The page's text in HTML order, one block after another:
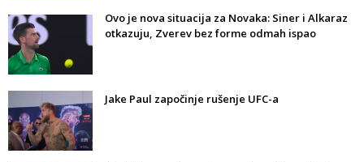
Ovo je nova situacija za Novaka: Siner i Alkaraz
otkazuju, Zverev bez forme odmah ispao
Jake Paul započinje rušenje UFC-a